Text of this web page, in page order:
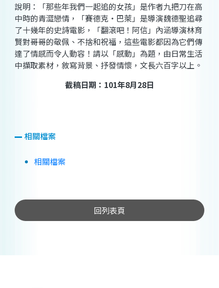
說明：「那些年我們一起追的女孩」是作者九把刀在高
中時的青澀戀情，「賽德克‧巴萊」是導演魏德聖追尋
了十幾年的史詩電影，「翻滾吧！阿信」內涵導演林育
賢對哥哥的敬佩、不捨和祝福，這些電影都因為它們傳
達了情感而令人動容！請以「感動」為題，由日常生活
中擷取素材，敘寫背景、抒發情懷，文長六百字以上。
截稿日期： 101年8月28日
相關檔案
相關檔案
回列表頁